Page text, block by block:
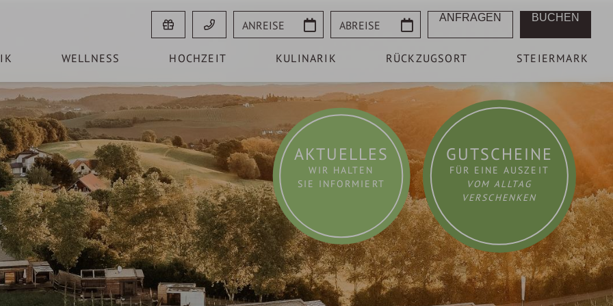
Anreise Abreise ANFRAGEN BUCHEN
WELLNESS HOCHZEIT KULINARIK RÜCKZUGSORT STEIERMARK
GUTSCHEINE
FÜR EINE AUSZEIT
VOM ALLTAG
VERSCHENKEN
AKTUELLES
WIR HALTEN
SIE INFORMIERT